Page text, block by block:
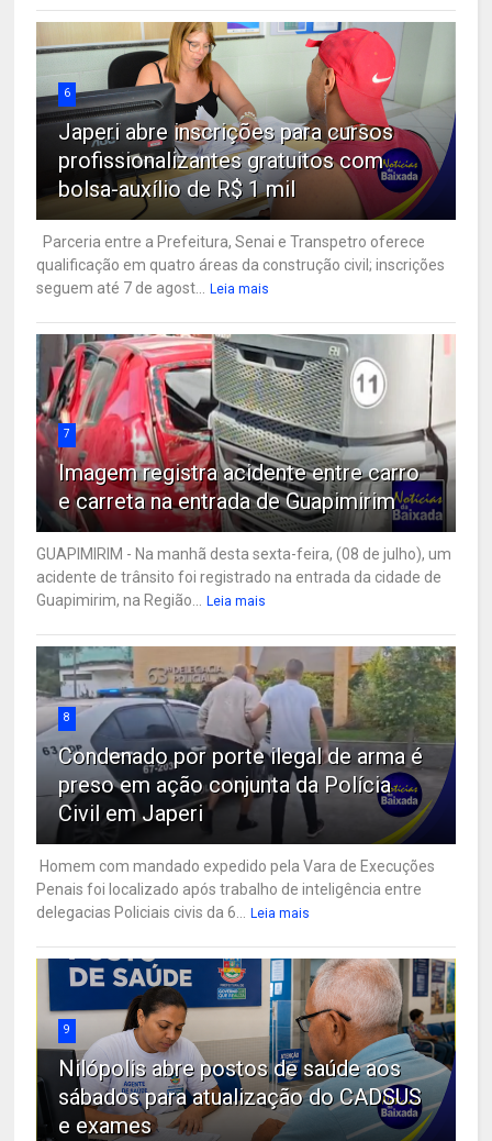
6
Japeri abre inscrições para cursos
profissionalizantes gratuitos com
bolsa-auxílio de R$ 1 mil
Parceria entre a Prefeitura, Senai e Transpetro oferece
qualificação em quatro áreas da construção civil; inscrições
seguem até 7 de agost... Leia mais
7
Imagem registra acidente entre carro
e carreta na entrada de Guapimirim
GUAPIMIRIM - Na manhã desta sexta-feira, (08 de julho), um
acidente de trânsito foi registrado na entrada da cidade de
Guapimirim, na Região... Leia mais
8
Condenado por porte ilegal de arma é
preso em ação conjunta da Polícia
Civil em Japeri
Homem com mandado expedido pela Vara de Execuções
Penais foi localizado após trabalho de inteligência entre
delegacias Policiais civis da 6... Leia mais
9
Nilópolis abre postos de saúde aos
sábados para atualização do CADSUS
e exames